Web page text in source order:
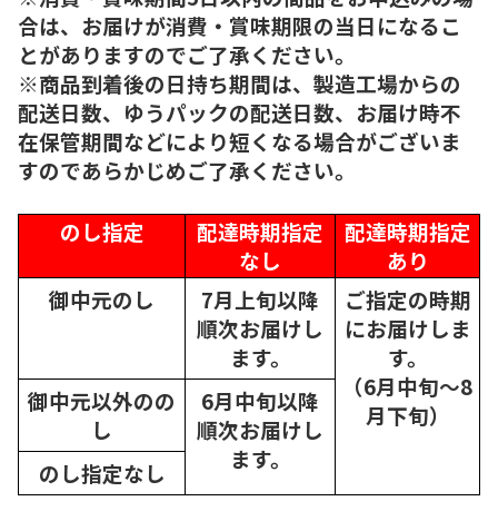
合は、お届けが消費・賞味期限の当日になるこ
とがありますのでご了承ください。
※商品到着後の日持ち期間は、製造工場からの
配送日数、ゆうパックの配送日数、お届け時不
在保管期間などにより短くなる場合がございま
すのであらかじめご了承ください。
のし指定
配達時期指定
なし
配達時期指定
あり
御中元のし
7月上旬以降
順次お届けし
ます。
ご指定の時期
にお届けしま
す。
（6月中旬～8
月下旬）
御中元以外のの
し
6月中旬以降
順次お届けし
ます。
のし指定なし